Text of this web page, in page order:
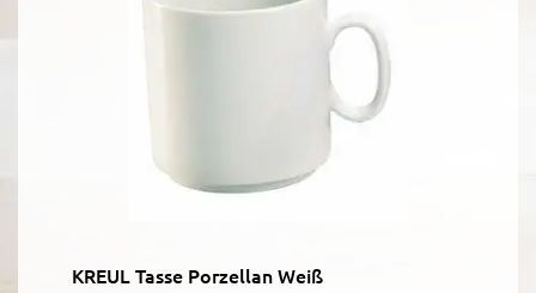
KREUL Tasse Porzellan Weiß